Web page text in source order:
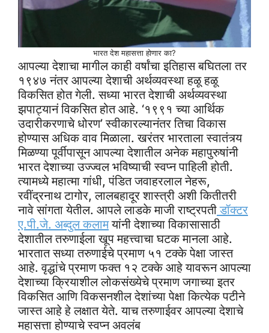
भारत देश महासत्ता होणार का?
आपल्या देशाचा मागील काही वर्षांचा इतिहास बघितला तर
१९४७ नंतर आपल्या देशाची अर्थव्यवस्था हळू हळू
विकसित होत गेली. सध्या भारत देशाची अर्थव्यवस्था
झपाट्यानं विकसित होत आहे. ‘१९९१ च्या आर्थिक
उदारीकरणाचे धोरण’ स्वीकारल्यानंतर तिचा विकास
होण्यास अधिक वाव मिळाला. खरंतर भारताला स्वातंत्र्य
मिळण्या पूर्वीपासून आपल्या देशातील अनेक महापुरुषांनी
भारत देशाच्या उज्ज्वल भविष्याची स्वप्न पाहिली होती.
त्यामध्ये महात्मा गांधी, पंडित जवाहरलाल नेहरू,
रवींद्रनाथ टागोर, लालबहादूर शास्त्री अशी कितीतरी
नावे सांगता येतील. आपले लाडके माजी राष्ट्रपतीडॉक्टर
ए.पी.जे. अब्दुल कलामयांनी देशाच्या विकासासाठी
देशातील तरुणाईला खूप महत्त्वाचा घटक मानला आहे.
भारतात सध्या तरुणाईचे प्रमाण ५१ टक्के पेक्षा जास्त
आहे. वृद्धांचे प्रमाण फक्त १२ टक्के आहे यावरून आपल्या
देशाच्या क्रियाशील लोकसंख्येचे प्रमाण जगाच्या इतर
विकसित आणि विकसनशील देशांच्या पेक्षा कित्येक पटीने
जास्त आहे हे लक्षात येते. याच तरुणाईवर आपल्या देशाचे
महासत्ता होण्याचे स्वप्न अवलंब